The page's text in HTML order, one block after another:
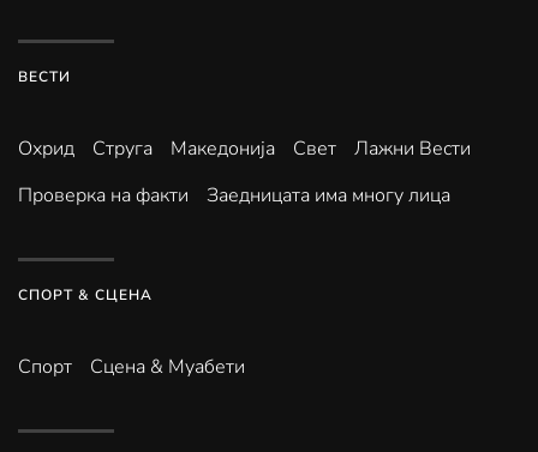
ВЕСТИ
Охрид Струга Македонија Свет
Лажни Вести
Проверка на факти
Заедницата има многу лица
СПОРТ & СЦЕНА
Спорт Сцена & Муабети